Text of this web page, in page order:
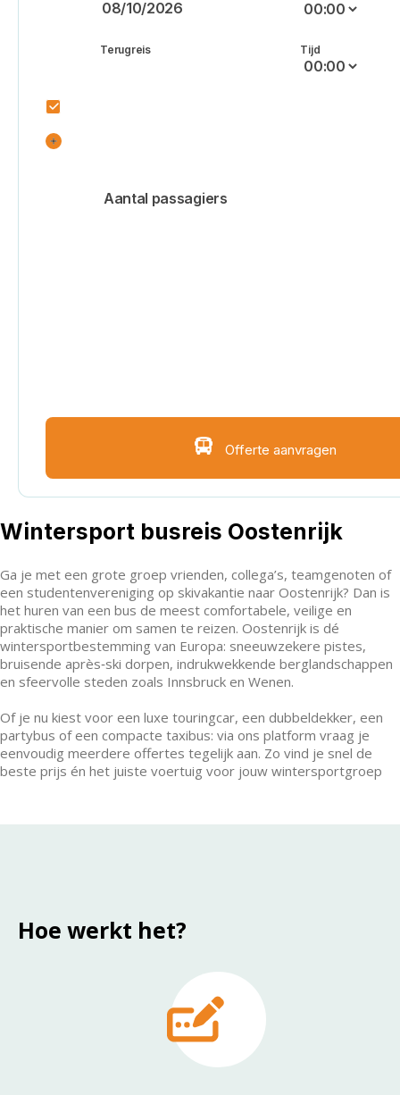
Terugreis Tijd
Offerte aanvragen
Wintersport busreis Oostenrijk
Ga je met een grote groep vrienden, collega’s, teamgenoten of
een studentenvereniging op skivakantie naar Oostenrijk? Dan is
het huren van een bus de meest comfortabele, veilige en
praktische manier om samen te reizen. Oostenrijk is dé
wintersportbestemming van Europa: sneeuwzekere pistes,
bruisende après‑ski dorpen, indrukwekkende berglandschappen
en sfeervolle steden zoals Innsbruck en Wenen.
Of je nu kiest voor een luxe touringcar, een dubbeldekker, een
partybus of een compacte taxibus: via ons platform vraag je
eenvoudig meerdere offertes tegelijk aan. Zo vind je snel de
beste prijs én het juiste voertuig voor jouw wintersportgroep
Hoe werkt het?